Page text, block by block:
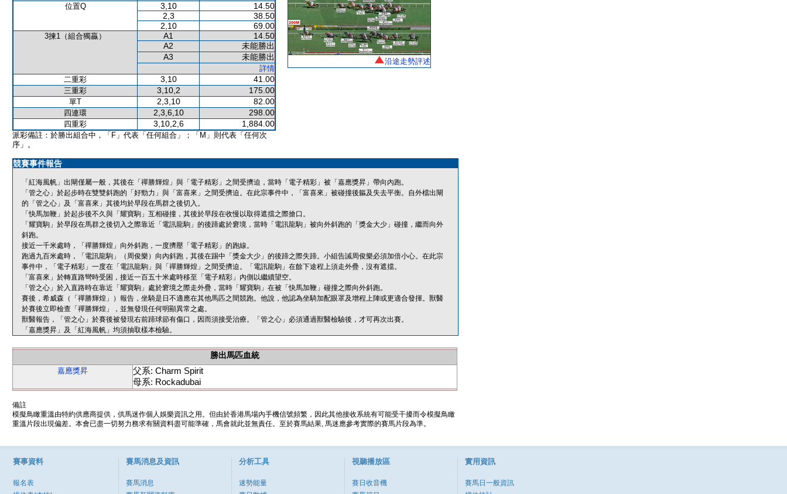
位置Q 3,10
14.50
2,3
38.50
2,10
69.00
3揀1（組合獨贏） A1
14.50
A2
未能勝出
A3
未能勝出
詳情
二重彩
3,10 41.00
三重彩 3,10,2 175.00
單T 2,3,10 82.00
四連環 2,3,6,10 298.00
四重彩 3,10,2,6 1,884.00
派彩備註：於勝出組合中，「F」代表「任何組合」；「M」則代表「任何次
序」。
沿途走勢評述
競賽事件報告
「紅海風帆」出閘僅屬一般，其後在「禪勝輝煌」與「電子精彩」之間受擠迫，當時「電子精彩」被「嘉應獎昇」帶向內跑。
「管之心」於起步時在雙雙斜跑的「好勁力」與「富喜來」之間受擠迫。在此宗事件中，「富喜來」被碰撞後軀及失去平衡。自外檔出閘
的「管之心」及「富喜來」其後均於早段在馬群之後切入。
「快馬加鞭」於起步後不久與「耀寶駒」互相碰撞，其後於早段在收慢以取得遮擋之際搶口。
「耀寶駒」於早段在馬群之後切入之際靠近「電訊龍駒」的後蹄處於窘境，當時「電訊龍駒」被向外斜跑的「獎金大少」碰撞，繼而向外
斜跑。
接近一千米處時，「禪勝輝煌」向外斜跑，一度擠壓「電子精彩」的跑線。
跑過九百米處時，「電訊龍駒」（周俊樂）向內斜跑，其後在踢中「獎金大少」的後蹄之際失蹄。小組告誡周俊樂必須加倍小心。在此宗
事件中，「電子精彩」一度在「電訊龍駒」與「禪勝輝煌」之間受擠迫。「電訊龍駒」在餘下途程上須走外疊，沒有遮擋。
「富喜來」於轉直路彎時受困，接近一百五十米處時移至「電子精彩」內側以繼續望空。
「管之心」於入直路時在靠近「耀寶駒」處於窘境之際走外疊，當時「耀寶駒」在被「快馬加鞭」碰撞之際向外斜跑。
賽後，希威森（「禪勝輝煌」）報告，坐騎是日不適應在其他馬匹之間競跑。他說，他認為坐騎加配眼罩及增程上陣或更適合發揮。獸醫
於賽後立即檢查「禪勝輝煌」，並無發現任何明顯異常之處。
獸醫報告，「管之心」於賽後被發現右前蹄球節有傷口，因而須接受治療。「管之心」必須通過獸醫檢驗後，才可再次出賽。
「嘉應獎昇」及「紅海風帆」均須抽取樣本檢驗。
勝出馬匹血統
嘉應獎昇
父系: Charm Spirit
母系: Rockadubai
備註
模擬鳥瞰重溫由特約供應商提供，供馬迷作個人娛樂資訊之用。但由於香港馬場內手機信號頻繁，因此其他接收系統有可能受干擾而令模擬鳥瞰
重溫片段出現偏差。本會已盡一切努力務求有關資料盡可能準確，馬會就此並無責任。至於賽馬結果, 馬迷應參考實際的賽馬片段為準。
賽事資料
報名表
賽馬消息及資訊
賽馬消息
分析工具
速勢能量
視聽播放區
賽日收音機
實用資訊
賽馬日一般資訊